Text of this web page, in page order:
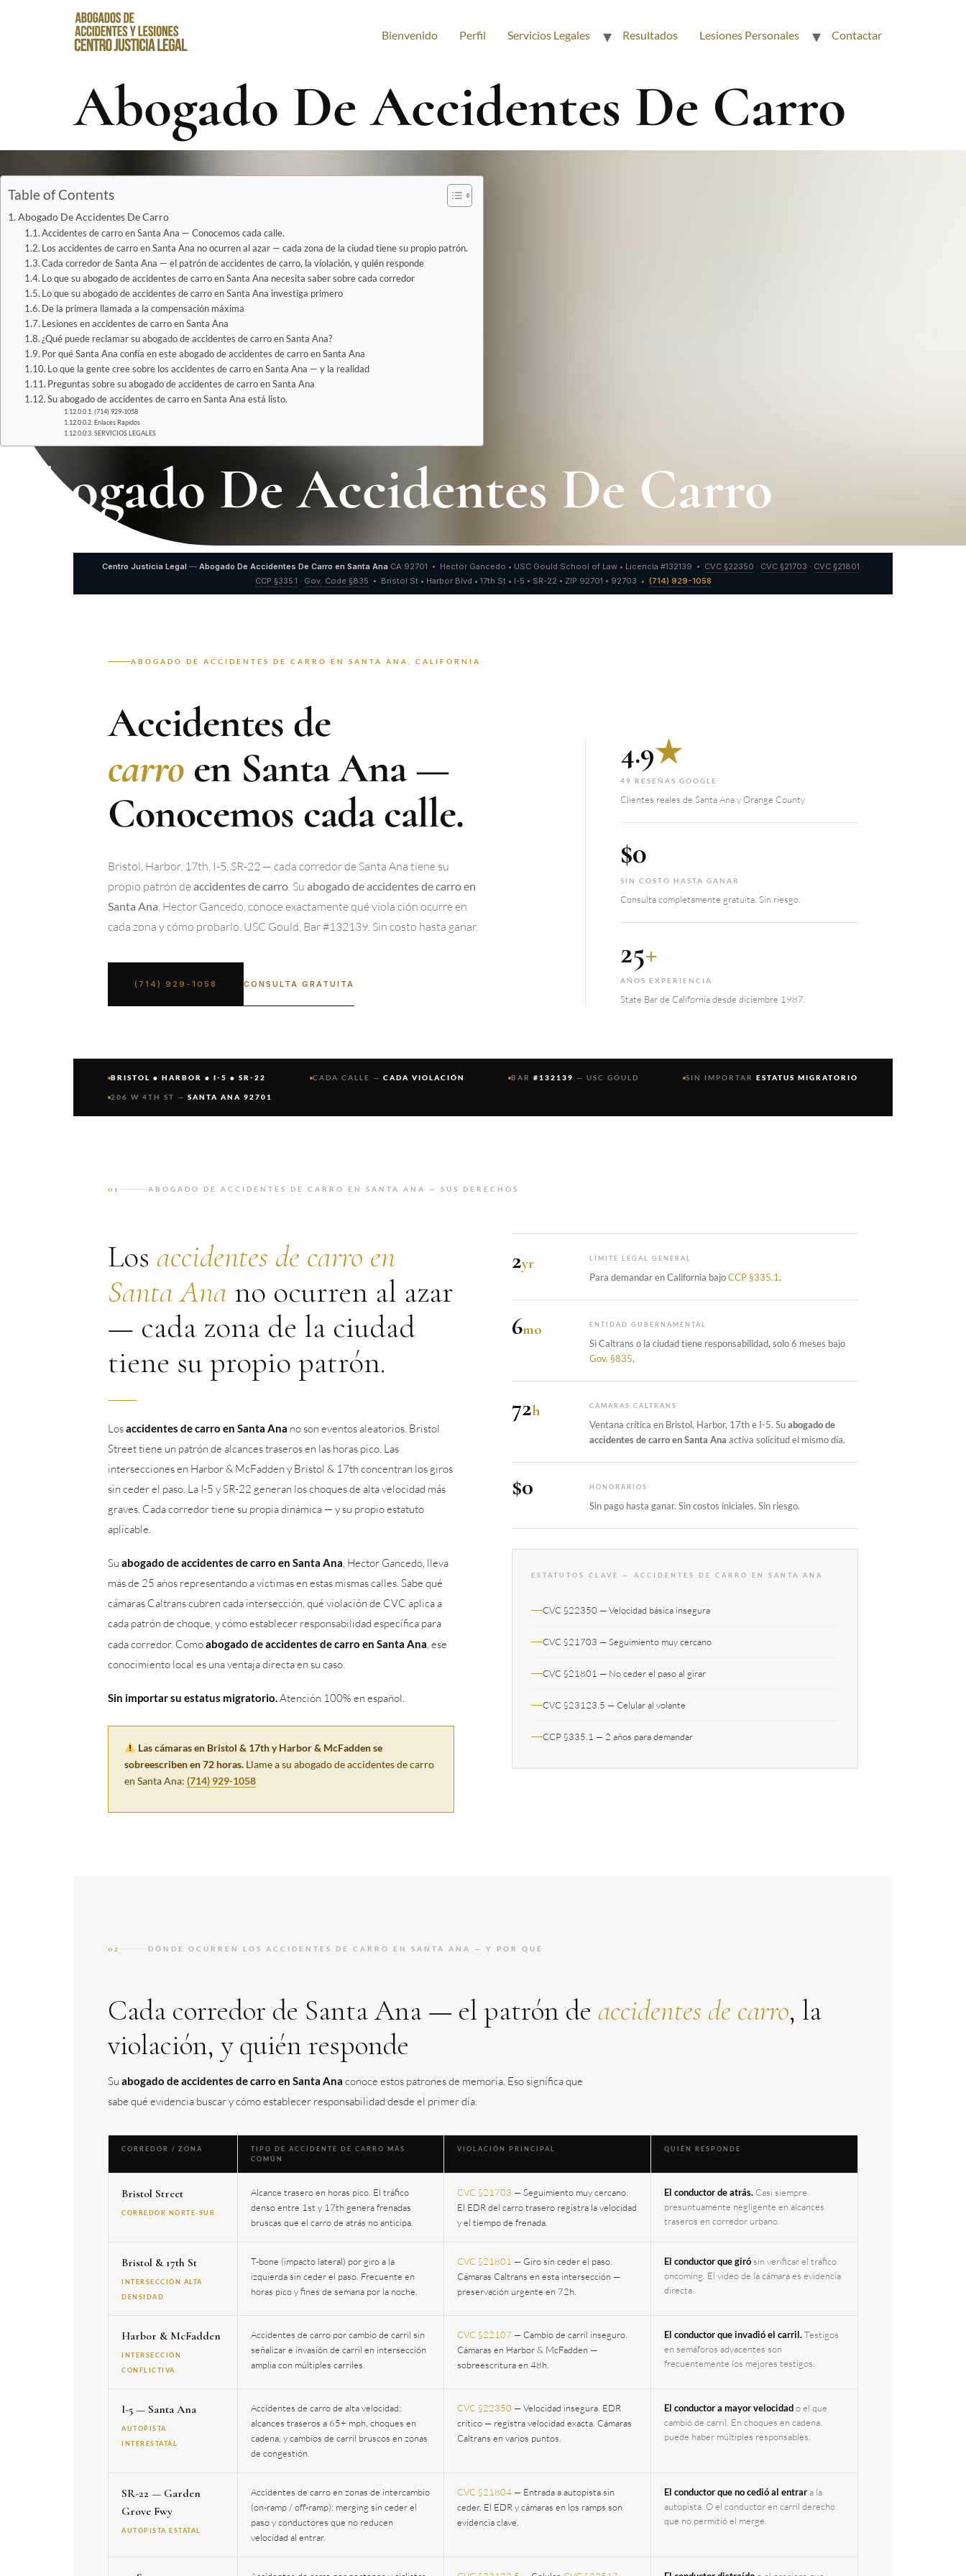
Bienvenido Perfil Servicios Legales Resultados Lesiones Personales Contactar
Abogado De Accidentes De Carro
Table of Contents
Abogado De Accidentes De Carro
Accidentes de carro en Santa Ana — Conocemos cada calle.
Los accidentes de carro en Santa Ana no ocurren al azar — cada zona de la ciudad tiene su propio patrón.
Cada corredor de Santa Ana — el patrón de accidentes de carro, la violación, y quién responde
Lo que su abogado de accidentes de carro en Santa Ana necesita saber sobre cada corredor
Lo que su abogado de accidentes de carro en Santa Ana investiga primero
De la primera llamada a la compensación máxima
Lesiones en accidentes de carro en Santa Ana
¿Qué puede reclamar su abogado de accidentes de carro en Santa Ana?
Por qué Santa Ana confía en este abogado de accidentes de carro en Santa Ana
Lo que la gente cree sobre los accidentes de carro en Santa Ana — y la realidad
Preguntas sobre su abogado de accidentes de carro en Santa Ana
Su abogado de accidentes de carro en Santa Ana está listo.
(714) 929-1058
Enlaces Rapidos
SERVICIOS LEGALES
Abogado De Accidentes De Carro
Centro Justicia Legal — Abogado De Accidentes De Carro en Santa Ana CA 92701 • Hector Gancedo • USC Gould School of Law • Licencia #132139 • CVC §22350 · CVC §21703 · CVC §21801 ·
CCP §335.1 · Gov. Code §835 • Bristol St • Harbor Blvd • 17th St • I-5 • SR-22 • ZIP 92701 • 92703 • (714) 929-1058
ABOGADO DE ACCIDENTES DE CARRO EN SANTA ANA, CALIFORNIA
Accidentes de
carroen Santa Ana —
Conocemos cada calle.
Bristol, Harbor, 17th, I-5, SR-22 — cada corredor de Santa Ana tiene su
propio patrón deaccidentes de carro. Su abogado de accidentes de carro en
Santa Ana, Hector Gancedo, conoce exactamente qué viola ción ocurre en
cada zona y cómo probarlo. USC Gould, Bar #132139. Sin costo hasta ganar.
(714) 929-1058 CONSULTA GRATUITA
4.9★
49 RESEÑAS GOOGLE
Clientes reales de Santa Ana y Orange County
$0
SIN COSTO HASTA GANAR
Consulta completamente gratuita. Sin riesgo.
25+
AÑOS EXPERIENCIA
State Bar de California desde diciembre 1987.
BRISTOL • HARBOR • I-5 • SR-22 CADA CALLE — CADA VIOLACIÓN BAR#132139 — USC GOULD SIN IMPORTAR ESTATUS MIGRATORIO
206 W 4TH ST — SANTA ANA 92701
01 ABOGADO DE ACCIDENTES DE CARRO EN SANTA ANA — SUS DERECHOS
Los accidentes de carro en
Santa Ana no ocurren al azar
— cada zona de la ciudad
tiene su propio patrón.
Losaccidentes de carro en Santa Ana no son eventos aleatorios. Bristol
Street tiene un patrón de alcances traseros en las horas pico. Las
intersecciones en Harbor & McFadden y Bristol & 17th concentran los giros
sin ceder el paso. La I-5 y SR-22 generan los choques de alta velocidad más
graves. Cada corredor tiene su propia dinámica — y su propio estatuto
aplicable.
Su abogado de accidentes de carro en Santa Ana, Hector Gancedo, lleva
más de 25 años representando a víctimas en estas mismas calles. Sabe qué
cámaras Caltrans cubren cada intersección, qué violación de CVC aplica a
cada patrón de choque, y cómo establecer responsabilidad específica para
cada corredor. Comoabogado de accidentes de carro en Santa Ana, ese
conocimiento local es una ventaja directa en su caso.
Sin importar su estatus migratorio.Atención 100% en español.
Las cámaras en Bristol & 17th y Harbor & McFadden se
sobreescriben en 72 horas. Llame a su abogado de accidentes de carro
en Santa Ana: (714) 929-1058
2yr LÍMITE LEGAL GENERAL
Para demandar en California bajoCCP §335.1.
6mo ENTIDAD GUBERNAMENTAL
Si Caltrans o la ciudad tiene responsabilidad, solo 6 meses bajo
Gov. §835.
72h CÁMARAS CALTRANS
Ventana crítica en Bristol, Harbor, 17th e I-5. Suabogado de
accidentes de carro en Santa Ana activa solicitud el mismo día.
$0 HONORARIOS
Sin pago hasta ganar. Sin costos iniciales. Sin riesgo.
ESTATUTOS CLAVE — ACCIDENTES DE CARRO EN SANTA ANA
CVC §22350 — Velocidad básica insegura
CVC §21703 — Seguimiento muy cercano
CVC §21801 — No ceder el paso al girar
CVC §23123.5 — Celular al volante
CCP §335.1 — 2 años para demandar
02 DÓNDE OCURREN LOS ACCIDENTES DE CARRO EN SANTA ANA — Y POR QUÉ
Cada corredor de Santa Ana — el patrón de accidentes de carro, la
violación, y quién responde
Su abogado de accidentes de carro en Santa Ana conoce estos patrones de memoria. Eso significa que
sabe qué evidencia buscar y cómo establecer responsabilidad desde el primer día.
CORREDOR / ZONA
TIPO DE ACCIDENTE DE CARRO MÁS
COMÚN
VIOLACIÓN PRINCIPAL QUIÉN RESPONDE
Bristol Street
CORREDOR NORTE-SUR
Alcance trasero en horas pico. El tráfico
denso entre 1st y 17th genera frenadas
bruscas que el carro de atrás no anticipa.
CVC §21703 — Seguimiento muy cercano.
El EDR del carro trasero registra la velocidad
y el tiempo de frenada.
El conductor de atrás.Casi siempre
presuntuamente negligente en alcances
traseros en corredor urbano.
Bristol & 17th St
INTERSECCIÓN ALTA
DENSIDAD
T-bone (impacto lateral) por giro a la
izquierda sin ceder el paso. Frecuente en
horas pico y fines de semana por la noche.
CVC §21801 — Giro sin ceder el paso.
Cámaras Caltrans en esta intersección —
preservación urgente en 72h.
El conductor que girósin verificar el tráfico
oncoming. El video de la cámara es evidencia
directa.
Harbor & McFadden
INTERSECCIÓN
CONFLICTIVA
Accidentes de carro por cambio de carril sin
señalizar e invasión de carril en intersección
amplia con múltiples carriles.
CVC §22107 — Cambio de carril inseguro.
Cámaras en Harbor & McFadden —
sobreescritura en 48h.
El conductor que invadió el carril.Testigos
en semáforos adyacentes son
frecuentemente los mejores testigos.
I-5 — Santa Ana
AUTOPISTA
INTERESTATAL
Accidentes de carro de alta velocidad:
alcances traseros a 65+ mph, choques en
cadena, y cambios de carril bruscos en zonas
de congestión.
CVC §22350 — Velocidad insegura. EDR
crítico — registra velocidad exacta. Cámaras
Caltrans en varios puntos.
El conductor a mayor velocidado el que
cambió de carril. En choques en cadena,
puede haber múltiples responsables.
SR-22 — Garden
Grove Fwy
AUTOPISTA ESTATAL
Accidentes de carro en zonas de intercambio
(on-ramp / off-ramp): merging sin ceder el
paso y conductores que no reducen
velocidad al entrar.
CVC §21804 — Entrada a autopista sin
ceder. El EDR y cámaras en los ramps son
evidencia clave.
El conductor que no cedió al entrara la
autopista. O el conductor en carril derecho
que no permitió el merge.